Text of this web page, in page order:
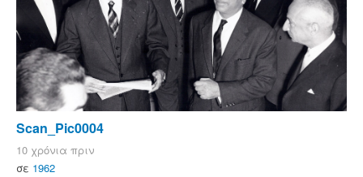
Scan_Pic0004
10 χρόνια πριν
σε 1962